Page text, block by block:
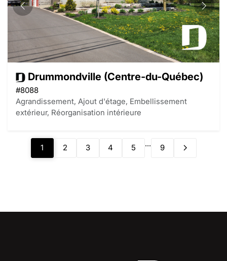
Drummondville (Centre-du-Québec)
#8088
Agrandissement, Ajout d'étage, Embellissement
extérieur, Réorganisation intérieure
1 2 3 4 5 ... 9